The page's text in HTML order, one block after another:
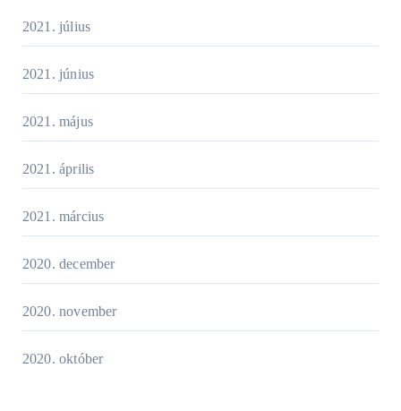
2021. július
2021. június
2021. május
2021. április
2021. március
2020. december
2020. november
2020. október